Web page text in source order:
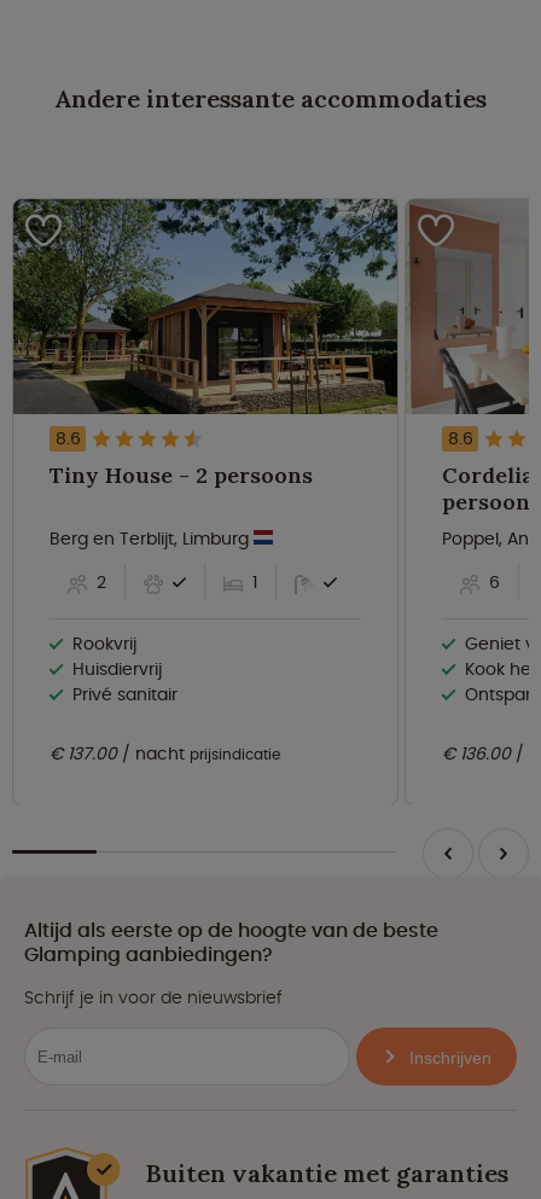
Andere interessante accommodaties
8.6
Tiny House - 2 persoons
Berg en Terblijt, Limburg
2
1
Rookvrij
Huisdiervrij
Privé sanitair
€ 137.00 nacht prijsindicatie
8.6
Cordelia
persoons
Poppel,
6
Geniet van
Kook heerlijke
Ontspan
€ 136.00
Altijd als eerste op de hoogte van de beste
Glamping aanbiedingen?
Schrijf je in voor de nieuwsbrief
Inschrijven
Buiten vakantie met garanties